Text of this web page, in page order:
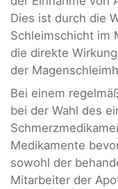
Dies ist durch die
Schleimschicht im
die direkte
der
Bei einem
bei der Wahl des
Medikamente
sowohl der
Mitarbeiter der